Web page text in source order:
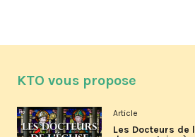
KTO vous propose
Article
Les Docteurs de